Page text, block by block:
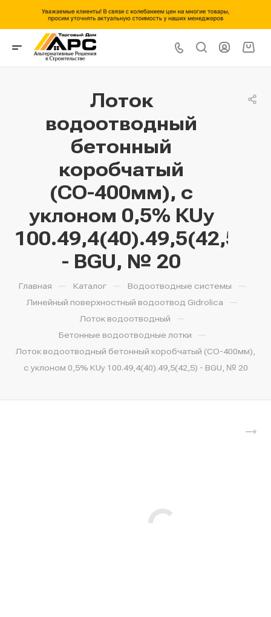
Лоток
водоотводный
бетонный
коробчатый
(СО-400мм), с
уклоном 0,5% КUу
100.49,4(40).49,5(42,5)
- BGU, № 20
Главная — Каталог — Водоотводные системы —
Линейный поверхностный водоотвод Gidrolica —
Лоток водоотводный —
Бетонные водоотводные лотки —
Лоток водоотводный бетонный коробчатый (СО-400мм),
с уклоном 0,5% КUу 100.49,4(40).49,5(42,5) - BGU, № 20